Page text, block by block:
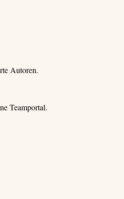
Autoren.
Teamportal.